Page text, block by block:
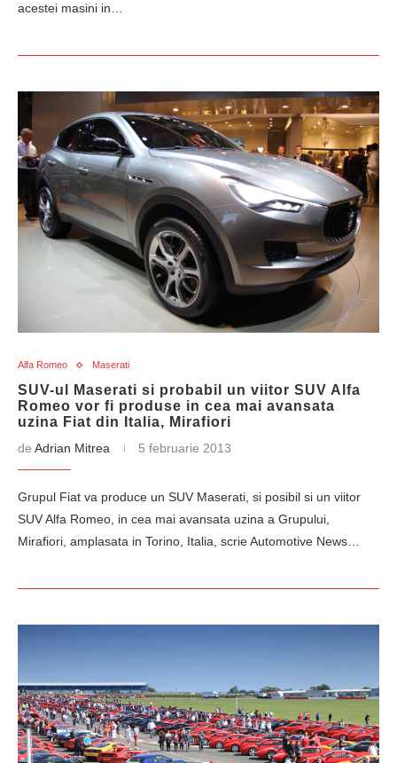
acestei masini in…
Alfa Romeo Maserati
SUV-ul Maserati si probabil un viitor SUV Alfa
Romeo vor fi produse in cea mai avansata
uzina Fiat din Italia, Mirafiori
de Adrian Mitrea 5 februarie 2013
Grupul Fiat va produce un SUV Maserati, si posibil si un viitor
SUV Alfa Romeo, in cea mai avansata uzina a Grupului,
Mirafiori, amplasata in Torino, Italia, scrie Automotive News…